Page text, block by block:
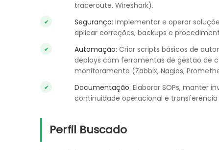
traceroute, Wireshark).
Segurança: Implementar e operar
aplicar correções, backups e
Automação: Criar scripts básicos de
deploys com ferramentas de gestão de
monitoramento (Zabbix, Nagios,
Documentação: Elaborar SOPs, manter
continuidade operacional e
Perfil Buscado